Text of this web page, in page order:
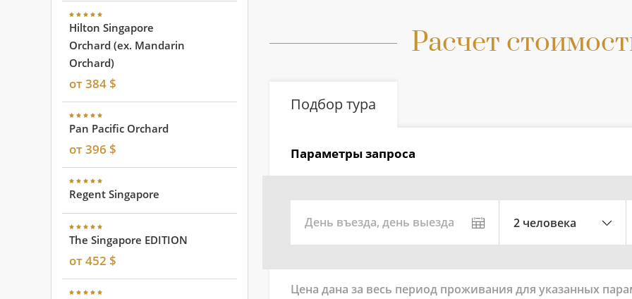
Hilton Singapore
Orchard (ex. Mandarin
Orchard)
от 384 $
Pan Pacific Orchard
от 396 $
Regent Singapore
The Singapore EDITION
от 452 $
Расчет
Подбор тура
Параметры запроса
День въезда, день выезда 2 человека
Цена дана за весь период проживания для указанных